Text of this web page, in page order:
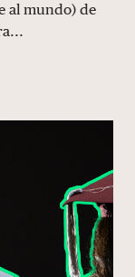
al mundo) de